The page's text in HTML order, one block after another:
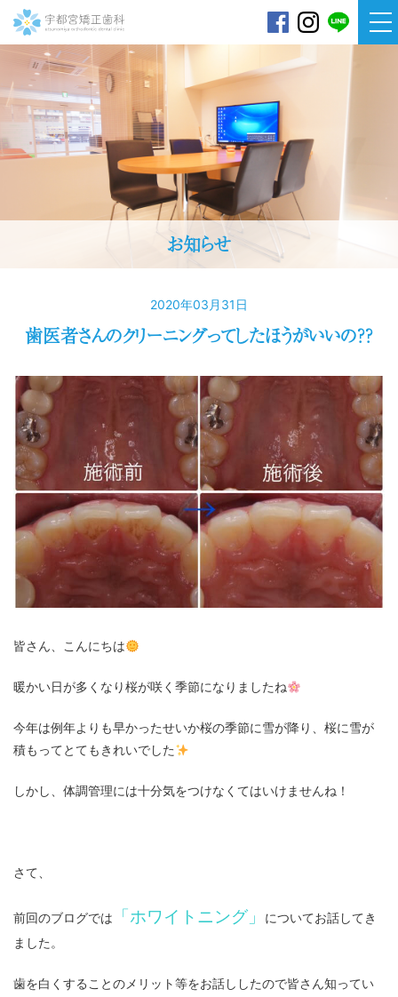
宇都宮矯正歯科
お知らせ
2020年03月31日
歯医者さんのクリーニングってしたほうがいいの？？
皆さん、こんにちは
暖かい日が多くなり桜が咲く季節になりましたね
今年は例年よりも早かったせいか桜の季節に雪が降り、桜に雪が
積もってとてもきれいでした
しかし、体調管理には十分気をつけなくてはいけませんね！
さて、
前回のブログでは 「ホワイトニング」
についてお話してき
ました。
歯を白くすることのメリット等をお話ししたので皆さん知ってい